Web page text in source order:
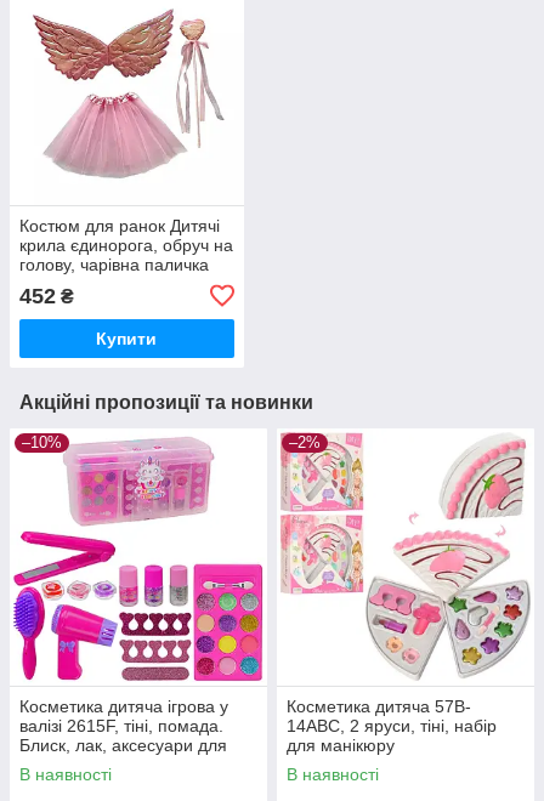
Костюм для ранок Дитячі
крила єдинорога, обруч на
голову, чарівна паличка
452 ₴
Купити
Акційні пропозиції та новинки
–10%
Косметика дитяча ігрова у
валізі 2615F, тіні, помада.
Блиск, лак, аксесуари для
волосся
В наявності
–2%
Косметика дитяча 57B-
14ABC, 2 яруси, тіні, набір
для манікюру
В наявності